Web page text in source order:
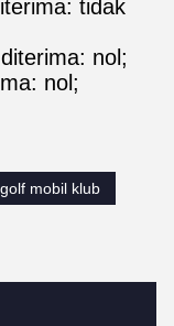
tidak
nol;
nol;
mobil klub